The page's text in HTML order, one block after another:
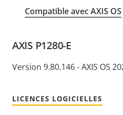
Compatible avec AXIS OS
AXIS P1280-E
Version 9.80.146 - AXIS OS
LICENCES LOGICIELLES